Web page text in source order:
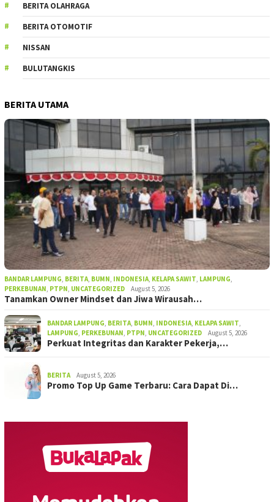
BERITA OLAHRAGA
BERITA OTOMOTIF
NISSAN
BULUTANGKIS
BERITA UTAMA
BANDAR LAMPUNG, BERITA, BUMN, INDONESIA, KELAPA SAWIT, LAMPUNG,
PERKEBUNAN, PTPN, UNCATEGORIZED August 5, 2026
Tanamkan Owner Mindset dan Jiwa Wirausah…
BANDAR LAMPUNG, BERITA, BUMN, INDONESIA, KELAPA SAWIT,
LAMPUNG, PERKEBUNAN, PTPN, UNCATEGORIZED August 5, 2026
Perkuat Integritas dan Karakter Pekerja,…
BERITA August 5, 2026
Promo Top Up Game Terbaru: Cara Dapat Di…